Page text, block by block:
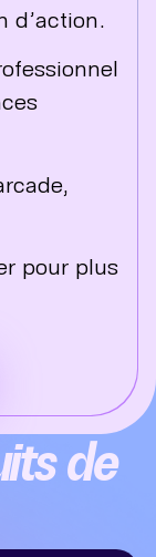
pour plus
de